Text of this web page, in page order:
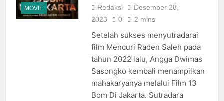
MOVIE Redaksi
Desember 28,
2023
0 2 mins
Setelah sukses menyutradarai
film Mencuri Raden Saleh pada
tahun 2022 lalu, Angga Dwimas
Sasongko kembali menampilkan
mahakaryanya melalui Film 13
Bom Di Jakarta. Sutradara